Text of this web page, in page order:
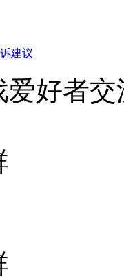
建议
爱好者交